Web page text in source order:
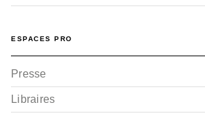
ESPACES PRO
Presse
Libraires